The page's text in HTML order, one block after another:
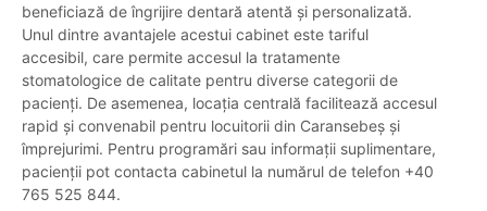
beneficiază de îngrijire dentară atentă și personalizată.
Unul dintre avantajele acestui cabinet este tariful
accesibil, care permite accesul la tratamente
stomatologice de calitate pentru diverse categorii de
pacienți. De asemenea, locația centrală facilitează accesul
rapid și convenabil pentru locuitorii din Caransebeș și
împrejurimi. Pentru programări sau informații suplimentare,
pacienții pot contacta cabinetul la numărul de telefon +40
765 525 844.